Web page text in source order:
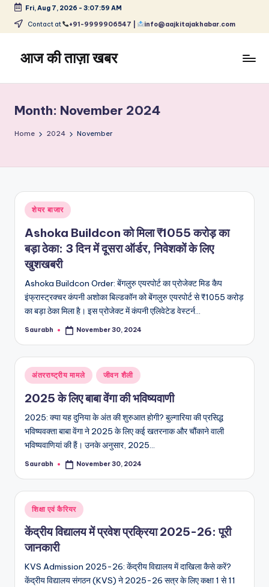
Skip
content
Fri, Aug 7, 2026 - 3:07:59 AM
Contact at +91-9999906547 | info@aajkitajakhabar.com
आज की ताज़ा खबर
ताज़ा
समाचार
–
और
विश्व
Month: November 2024
Home 2024 November
Posted
in
शेयर बाजार
Ashoka Buildcon को मिला ₹1055 करोड़ का
बड़ा ठेका: 3 दिन में दूसरा ऑर्डर, निवेशकों के लिए
खुशखबरी
Ashoka Buildcon Order: बेंगलुरु एयरपोर्ट का प्रोजेक्ट मिड कैप
इंफ्रास्ट्रक्चर कंपनी अशोका बिल्डकॉन को बेंगलुरु एयरपोर्ट से ₹1055 करोड़
का बड़ा ठेका मिला है। इस प्रोजेक्ट में कंपनी एलिवेटेड वेस्टर्न…
Posted
Saurabh November 30, 2024
Posted
in
अंतरराष्ट्रीय मामले जीवन शैली
2025 के लिए बाबा वेंगा की भविष्यवाणी
2025: क्या यह दुनिया के अंत की शुरुआत होगी? बुल्गारिया की प्रसिद्ध
भविष्यवक्ता बाबा वेंगा ने 2025 के लिए कई खतरनाक और चौंकाने वाली
भविष्यवाणियां की हैं। उनके अनुसार, 2025…
Posted
Saurabh November 30, 2024
Posted
in
शिक्षा एवं कैरियर
केंद्रीय विद्यालय में प्रवेश प्रक्रिया 2025-26: पूरी
जानकारी
KVS Admission 2025-26: केंद्रीय विद्यालय में दाखिला कैसे करें?
केंद्रीय विद्यालय संगठन (KVS) ने 2025-26 सत्र के लिए कक्षा 1 से 11